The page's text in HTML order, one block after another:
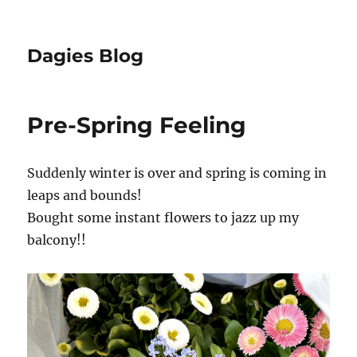
Dagies Blog
Pre-Spring Feeling
Suddenly winter is over and spring is coming in
leaps and bounds!
Bought some instant flowers to jazz up my
balcony!!